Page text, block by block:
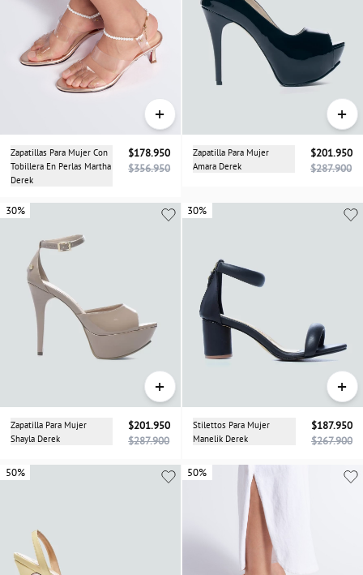
+
Zapatillas Para Mujer Con
Tobillera En Perlas Martha
Derek
$178.950
$356.950
+
Zapatilla Para Mujer
Amara Derek
$201.950
$287.900
30% 30%
+
Zapatilla Para Mujer
Shayla Derek
$201.950
$287.900
30%
+
Stilettos Para Mujer
Manelik Derek
$187.950
$267.900
50% 50%
50%